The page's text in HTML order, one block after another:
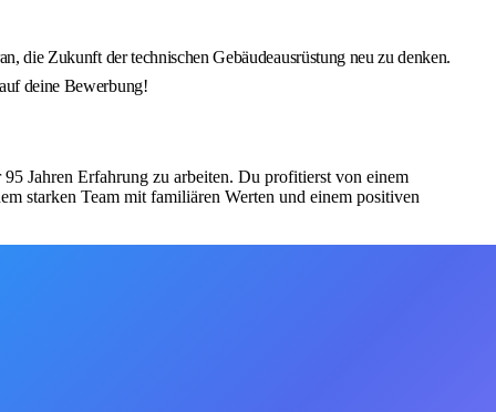
die Zukunft der technischen Gebäudeausrüstung neu zu denken.
deine Bewerbung!
Jahren Erfahrung zu arbeiten. Du profitierst von einem
starken Team mit familiären Werten und einem positiven